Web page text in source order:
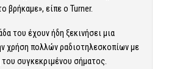
βρήκαμε», είπε ο Turner.
του έχουν ήδη ξεκινήσει μια
χρήση πολλών ραδιοτηλεσκοπίων με
συγκεκριμένου σήματος.